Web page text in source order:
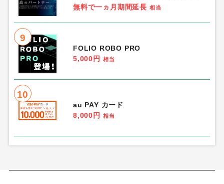
無料で一ヵ月期間延長 相当
9
FOLIO ROBO PRO
5,000円
相当
10
au PAY カード
8,000円
相当